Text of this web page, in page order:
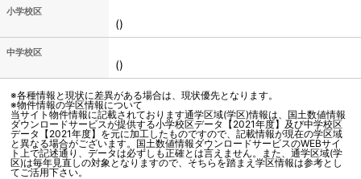
小学校区
()
中学校区
()
※各種情報と現状に差異がある場合は、現状優先となります。
※物件情報の学区情報について
当サイト物件情報に記載されております通学区域(学区)情報は、国土数値情報
ダウンロードサービスが提供する小学校区データ【2021年度】及び中学校区
データ【2021年度】を元に加工したものですので、記載情報が現在の学区域
と異なる場合がございます。国土数値情報ダウンロードサービスのWEBサイ
ト上で記述通り、データは必ずしも正確とは言えません。また、通学区域(学
区)は毎年見直しの対象となりますので、そちらを踏まえ学区情報は参考とし
てご活用下さい。